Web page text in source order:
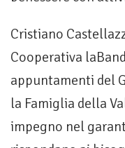
Cristiano
Cooperativa
appuntamenti del
la Famiglia della
impegno nel